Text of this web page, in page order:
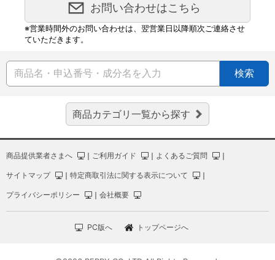
お問い合わせはこちら
※営業時間外のお問い合わせは、翌営業日以降順次ご連絡させ
ていただきます。
検索
商品カテゴリ一覧から探す
商品提供業者さまへ ｜ ご利用ガイド ｜ よくあるご質問 ｜
サイトマップ ｜ 特定商取引法に関する表示について ｜
プライバシーポリシー ｜ 会社概要
PC版へ トップページへ